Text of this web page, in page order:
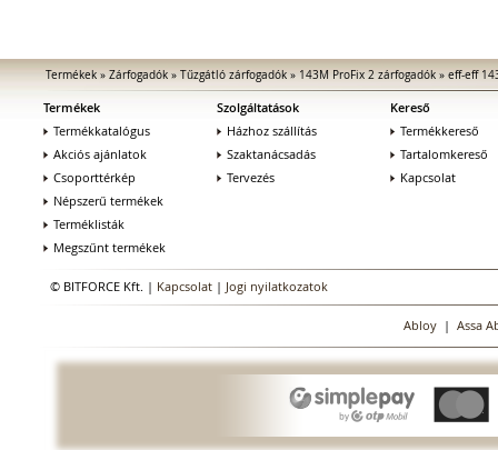
Termékek» Zárfogadók» Tűzgátló zárfogadók» 143M ProFix 2 zárfogadók» eff-eff
Termékek
Termékkatalógus
Akciós ajánlatok
Csoporttérkép
Népszerű termékek
Terméklisták
Megszűnt termékek
Szolgáltatások
Házhoz szállítás
Szaktanácsadás
Tervezés
Kereső
Termékkereső
Tartalomkereső
Kapcsolat
© BITFORCE Kft. | Kapcsolat | Jogi nyilatkozatok
Abloy| Assa